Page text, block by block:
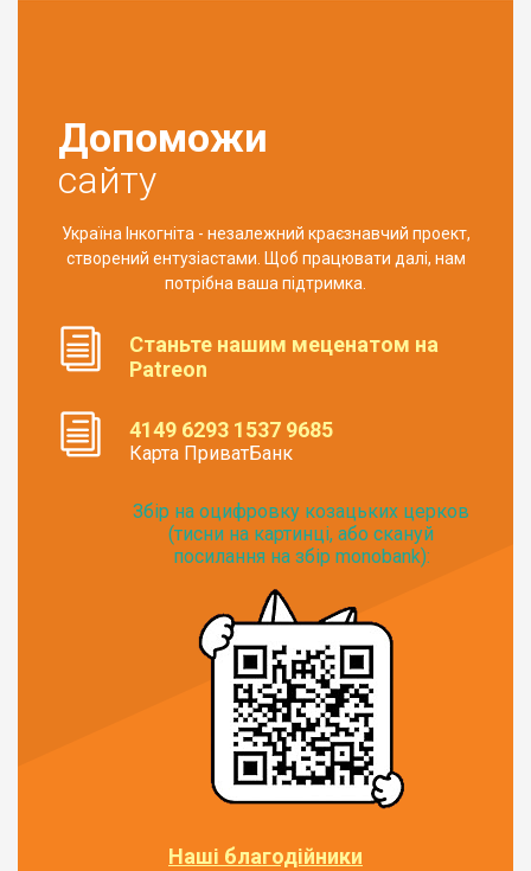
Допоможи
сайту
Україна Інкогніта - незалежний краєзнавчий проект,
створений ентузіастами. Щоб працювати далі, нам
потрібна ваша підтримка.
Станьте нашим меценатом на
Patreon
4149 6293 1537 9685
Карта ПриватБанк
Збір на оцифровку козацьких церков
(тисни на картинці, або скануй
посилання на збір monobank):
Наші благодійники